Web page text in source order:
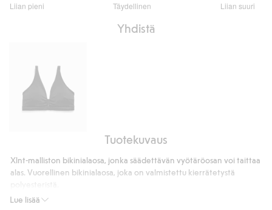
Liian pieni Täydellinen Liian suuri
/
Yhdistä
Tuotekuvaus
Lue lisää
Xlnt-malliston bikinialaosa, jonka säädettävän vyötäröosan voi taittaa
alas. Vuorellinen bikinialaosa, joka on valmistettu kierrätetystä
Käännettävä vyötärönauha